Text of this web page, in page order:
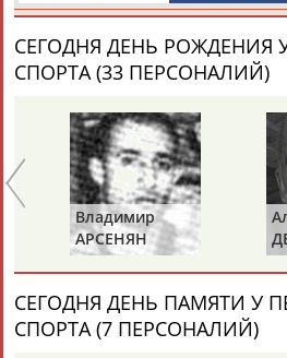
Каримжан
АБДРАХМАНОВ
Аделя
АБДРАХМАНОВА
СЕГОДНЯ ДЕНЬ РОЖДЕНИЯ
СПОРТА (33 ПЕРСОНАЛИЙ)
Альберт
ДЕМИН
СЕГОДНЯ ДЕНЬ ПАМЯТИ У
СПОРТА (7 ПЕРСОНАЛИЙ)